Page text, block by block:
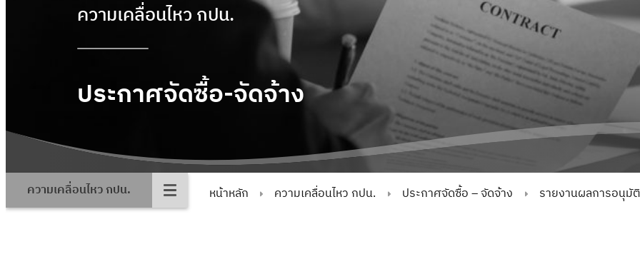
ความเคลื่อนไหว กปน.
ประกาศจัดซื้อ-จัดจ้าง
ความเคลื่อนไหว กปน. หน้าหลัก ความเคลื่อนไหว กปน. ประกาศจัดซื้อ – จัดจ้าง รายงานผลการอนุมั